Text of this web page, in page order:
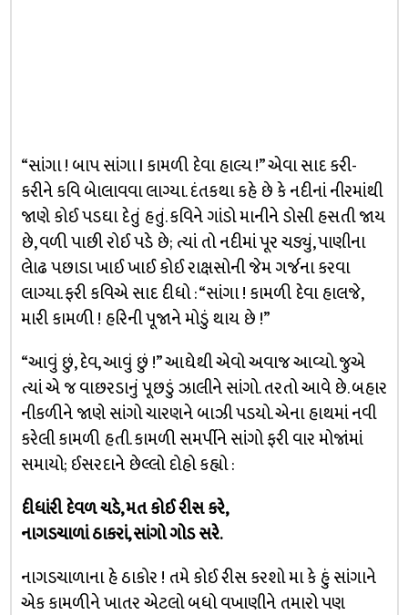
“સાંગા ! બાપ સાંગા l કામળી દેવા હાલ્ય !” એવા સાદ કરી-
કરીને કવિ બેાલાવવા લાગ્યા. દંતકથા કહે છે કે નદીનાં નીરમાંથી
જાણે કોઈ પડઘા દેતું હતું. કવિને ગાંડો માનીને ડોસી હસતી જાય
છે, વળી પાછી રોઈ પડે છે; ત્યાં તો નદીમાં પૂર ચડ્યું, પાણીના
લેાઢ પછાડા ખાઈ ખાઈ કોઈ રાક્ષસોની જેમ ગર્જના કરવા
લાગ્યા. ફરી કવિએ સાદ દીધો : “સાંગા ! કામળી દેવા હાલજે,
મારી કામળી ! હરિની પૂજાને મોડું થાય છે !”
“આવું છું, દેવ, આવું છું !” આઘેથી એવો અવાજ આવ્યો. જુએ
ત્યાં એ જ વાછરડાનું પૂછડું ઝાલીને સાંગો. તરતો આવે છે. બહાર
નીકળીને જાણે સાંગો ચારણને બાઝી પડયો. એના હાથમાં નવી
કરેલી કામળી હતી. કામળી સમર્પીને સાંગો ફરી વાર મોજાંમાં
સમાયો; ઈસરદાને છેલ્લો દોહો કહ્યો :
દીધાંરી દેવળ ચડે, મત કોઈ રીસ કરે,
નાગડચાળાં ઠાકરાં, સાંગો ગોડ સરે.
નાગડચાળાના હે ઠાકોર ! તમે કોઈ રીસ કરશો મા કે હું સાંગાને
એક કામળીને ખાતર એટલો બધો વખાણીને તમારો પણ